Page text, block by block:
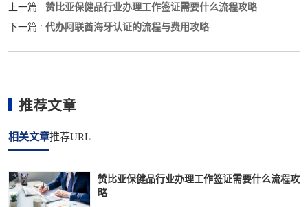
上一篇 : 赞比亚保健品行业办理工作签证需要什么流程攻略
下一篇 : 代办阿联酋海牙认证的流程与费用攻略
推荐文章
相关文章推荐URL
赞比亚保健品行业办理工作签证需要什么流程攻
略